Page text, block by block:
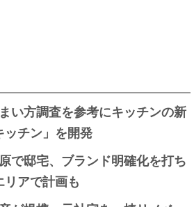
い方調査を参考にキッチンの新
チン」を開発
で邸宅、ブランド明確化を打ち
アで計画も